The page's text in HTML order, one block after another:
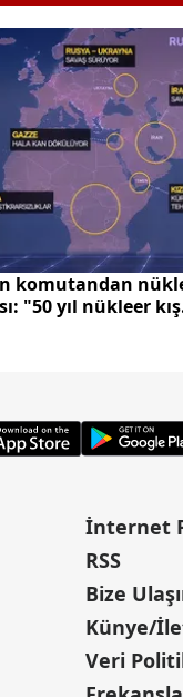
komutandan
"50 yıl nükleer kış
İnternet
RSS
Bize
Künye/
Veri